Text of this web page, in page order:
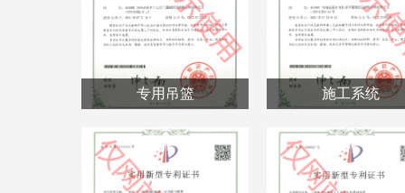
专用吊篮 施工系统